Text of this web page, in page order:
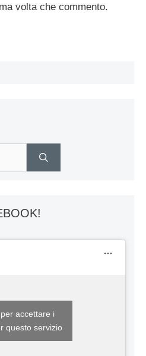
volta che commento.
accettare i
questo servizio